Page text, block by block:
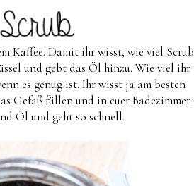
Kaffee. Damit ihr wisst, wie viel Scrub
und gebt das Öl hinzu. Wie viel ihr
es genug ist. Ihr wisst ja am besten
Gefäß füllen und in euer Badezimmer
Öl und geht so schnell.